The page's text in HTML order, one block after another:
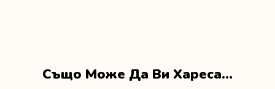
Също Може Да Ви Хареса…